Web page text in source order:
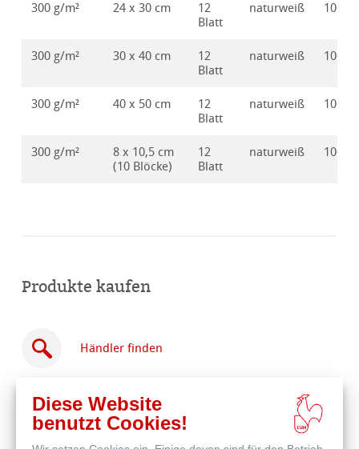
300 g/m² 24 x 30 cm
12
Blatt
naturweiß
300 g/m² 30 x 40 cm
12
Blatt
naturweiß
300 g/m² 40 x 50 cm
12
Blatt
naturweiß
300 g/m²
8 x 10,5 cm
(10 Blöcke)
12
Blatt
naturweiß
Produkte kaufen
Händler finden
Diese Website
benutzt Cookies!